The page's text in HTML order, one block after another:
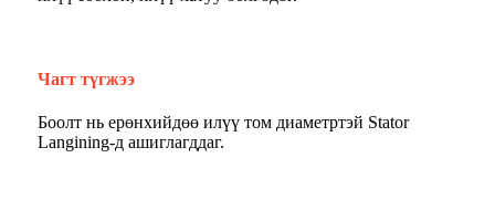
Чагт түгжээ
Боолт нь ерөнхийдөө илүү том диаметртэй Stator
Langining-д ашиглагддаг.